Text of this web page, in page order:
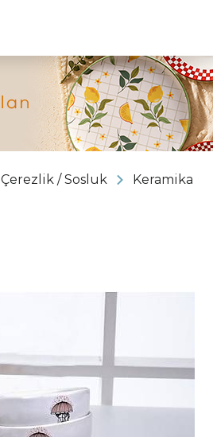
Çerezlik / Sosluk Keramika